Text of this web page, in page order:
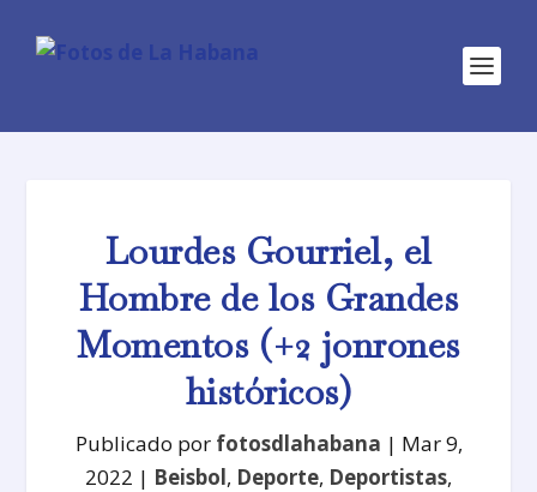
Lourdes Gourriel, el
Hombre de los Grandes
Momentos (+2 jonrones
históricos)
Publicado por fotosdlahabana | Mar 9,
2022 | Beisbol, Deporte, Deportistas,